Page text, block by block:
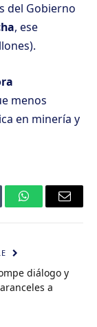
del Gobierno
, ese
menos
en minería y
WhatsAppEmail
diálogo y
a